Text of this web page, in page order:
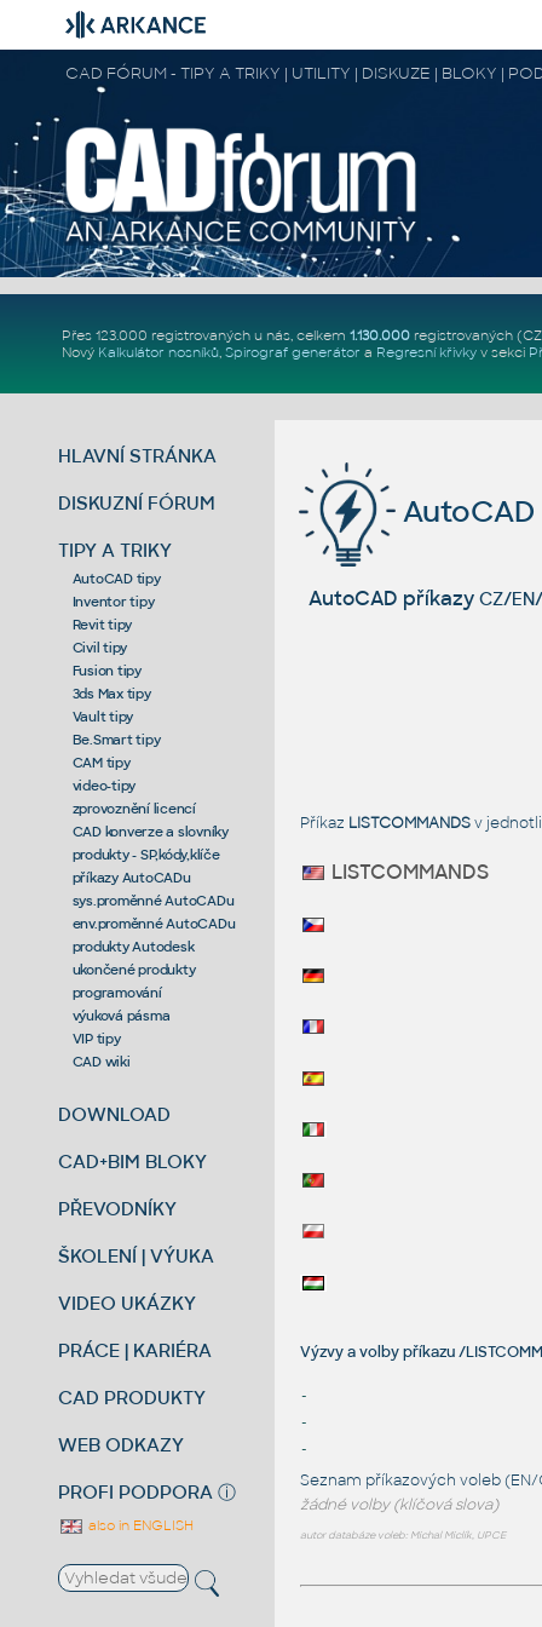
CAD FÓRUM - TIPY A TRIKY | UTILITY | DISKUZE | BLOKY |
Přes 123.000 registrovaných u nás, celkem 1.130.000registrovaných
Nový Kalkulátor nosníků, Spirograf generátor a Regresní křivkyv sekci
HLAVNÍ STRÁNKA
DISKUZNÍ FÓRUM
TIPY A TRIKY
AutoCAD tipy
Inventor tipy
Revit tipy
Civil tipy
Fusion tipy
3ds Max tipy
Vault tipy
Be.Smart tipy
CAM tipy
video-tipy
zprovoznění licencí
CAD konverze a slovníky
produkty - SP,kódy,klíče
příkazy AutoCADu
sys.proměnné AutoCADu
env.proměnné AutoCADu
produkty Autodesk
ukončené produkty
programování
výuková pásma
VIP tipy
CAD wiki
DOWNLOAD
CAD+BIM BLOKY
PŘEVODNÍKY
ŠKOLENÍ | VÝUKA
VIDEO UKÁZKY
PRÁCE | KARIÉRA
CAD PRODUKTY
WEB ODKAZY
PROFI PODPORA ⓘ
also in ENGLISH
AutoCAD
AutoCAD příkazy CZ/
Příkaz LISTCOMMANDSv
LISTCOMMANDS
Výzvy a volby příkazu /
-
-
-
Seznam příkazových voleb (EN/
žádné volby (klíčová slova)
autor databáze voleb: Michal Miclík, UPCE